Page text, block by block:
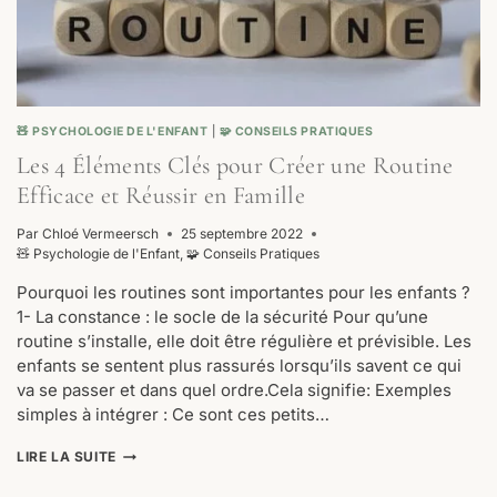
🧸 PSYCHOLOGIE DE L'ENFANT 🧩 CONSEILS PRATIQUES
Les 4 Éléments Clés pour Créer une Routine
Efficace et Réussir en Famille
Par Chloé Vermeersch
25 septembre 2022
🧸 Psychologie de l'Enfant, 🧩 Conseils Pratiques
Pourquoi les routines sont importantes pour les enfants ?
1- La constance : le socle de la sécurité Pour qu’une
routine s’installe, elle doit être régulière et prévisible. Les
enfants se sentent plus rassurés lorsqu’ils savent ce qui
va se passer et dans quel ordre.Cela signifie: Exemples
simples à intégrer : Ce sont ces petits…
LIRE LA SUITELES